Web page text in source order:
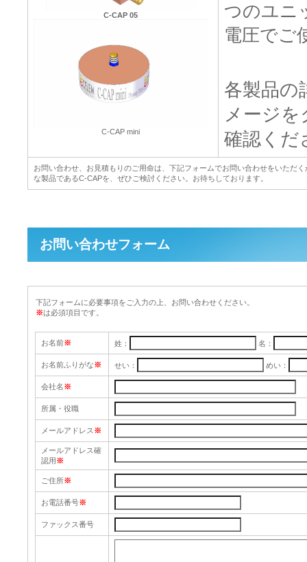
C-CAP 05
C-CAP mini
つのユニ
電圧でご
各製品の
メージ
確認くだ
お問い合わせ、お見積もりのご用命は、下記フォームでお問い合わせをいただ
な製品であるC-CAPを、ぜひご検討ください。お待ちしております。
お問い合わせフォーム
下記フォームに必要事項をご入力の上、お問い合わせください。
※は必須項目です。
お名前※ 姓： 名：
お名前ふりがな※ せい： めい：
会社名※
所属・役職
メールアドレス ※
メールアドレス確
認用※
ご住所※
お電話番号※
ファックス番号